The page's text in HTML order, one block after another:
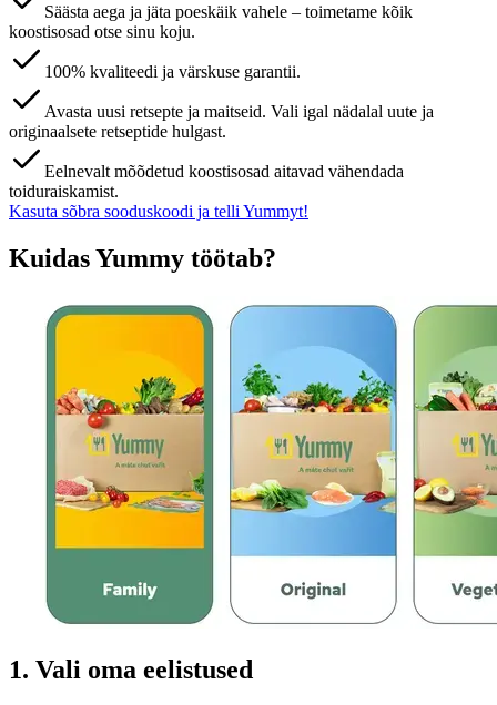
Säästa aega ja jäta poeskäik vahele – toimetame kõik
koostisosad otse sinu koju.
100% kvaliteedi ja värskuse garantii.
Avasta uusi retsepte ja maitseid. Vali igal nädalal uute ja
originaalsete retseptide hulgast.
Eelnevalt mõõdetud koostisosad aitavad vähendada
toiduraiskamist.
Kasuta sõbra sooduskoodi ja telli Yummyt!
Kuidas Yummy töötab?
1. Vali oma eelistused